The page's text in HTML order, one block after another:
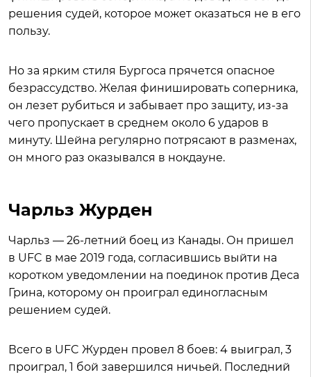
решения судей, которое может оказаться не в его
пользу.
Но за ярким стиля Бургоса прячется опасное
безрассудство. Желая финишировать соперника,
он лезет рубиться и забывает про защиту, из-за
чего пропускает в среднем около 6 ударов в
минуту. Шейна регулярно потрясают в разменах,
он много раз оказывался в нокдауне.
Чарльз Журден
Чарльз — 26-летний боец из Канады. Он пришел
в UFC в мае 2019 года, согласившись выйти на
коротком уведомлении на поединок против Деса
Грина, которому он проиграл единогласным
решением судей.
Всего в UFC Журден провел 8 боев: 4 выиграл, 3
проиграл, 1 бой завершился ничьей. Последний